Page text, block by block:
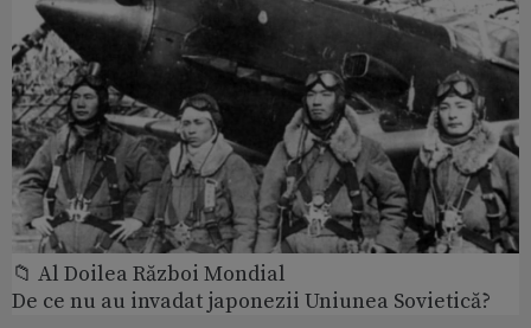
📁 Al Doilea Război Mondial
De ce nu au invadat japonezii Uniunea Sovietică?